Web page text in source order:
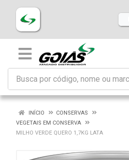
INÍCIO
CONSERVAS
VEGETAIS EM CONSERVA
MILHO VERDE QUERO 1,7KG LATA